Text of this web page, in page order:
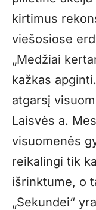
kirtimus
viešosiose
„Medžiai
kažkas
atgarsį
Laisvės a.
visuomenės
reikalingi tik
išrinktume, o
„Sekundei“